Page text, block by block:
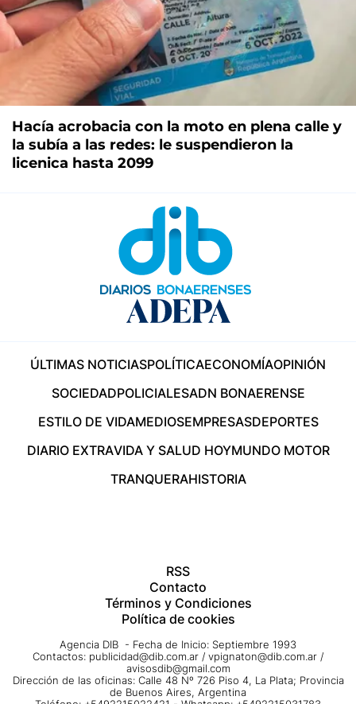
Hacía acrobacia con la moto en plena calle y
la subía a las redes: le suspendieron la
licenica hasta 2099
ÚLTIMAS NOTICIASPOLÍTICAECONOMÍAOPINIÓN
SOCIEDADPOLICIALESADN BONAERENSE
ESTILO DE VIDAMEDIOSEMPRESASDEPORTES
DIARIO EXTRAVIDA Y SALUD HOYMUNDO MOTOR
TRANQUERAHISTORIA
RSS
Contacto
Términos y Condiciones
Política de cookies
Agencia DIB - Fecha de Inicio: Septiembre 1993
Contactos: publicidad@dib.com.ar / vpignaton@dib.com.ar /
avisosdib@gmail.com
Dirección de las oficinas: Calle 48 Nº 726 Piso 4, La Plata; Provincia
de Buenos Aires, Argentina